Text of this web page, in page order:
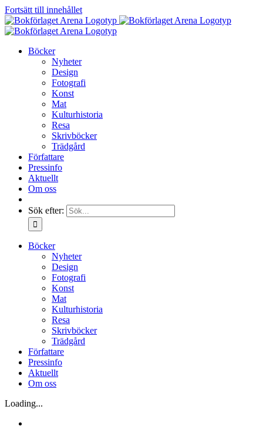
Fortsätt till innehållet
Böcker
Nyheter
Design
Fotografi
Konst
Mat
Kulturhistoria
Resa
Skrivböcker
Trädgård
Författare
Pressinfo
Aktuellt
Om oss
Sök efter:
Böcker
Nyheter
Design
Fotografi
Konst
Mat
Kulturhistoria
Resa
Skrivböcker
Trädgård
Författare
Pressinfo
Aktuellt
Om oss
Loading...